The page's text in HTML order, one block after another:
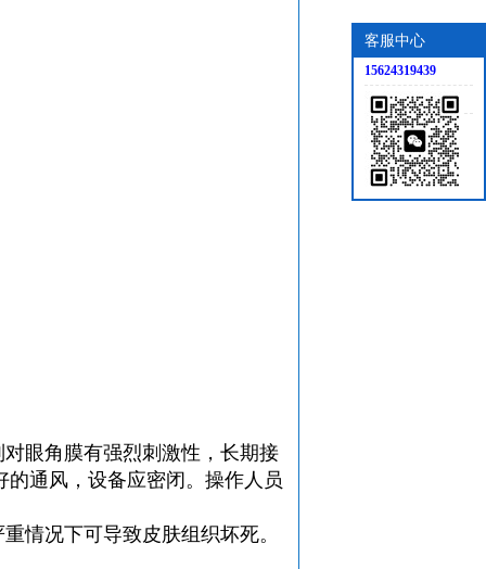
眼角膜有强烈刺激性，长期接
通风，设备应密闭。操作人员
情况下可导致皮肤组织坏死。
客服中心
15624319439